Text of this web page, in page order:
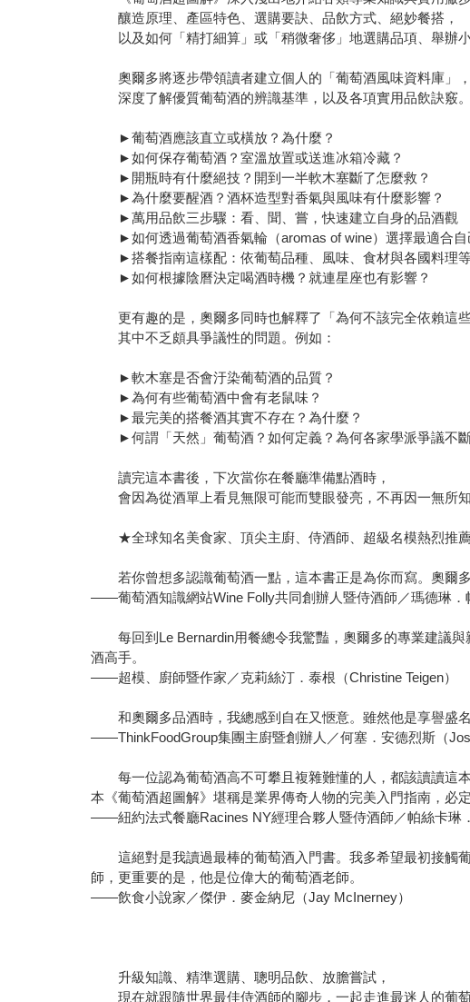
釀造原理、產區特色、選購要訣、品飲方式、絕妙餐搭，
以及如何「精打細算」或「稍微奢侈」地選購品項、舉辦小
奧爾多將逐步帶領讀者建立個人的「葡萄酒風味資料庫」，
深度了解優質葡萄酒的辨識基準，以及各項實用品飲訣竅。
►葡萄酒應該直立或橫放？為什麼？
►如何保存葡萄酒？室溫放置或送進冰箱冷藏？
►開瓶時有什麼絕技？開到一半軟木塞斷了怎麼救？
►為什麼要醒酒？酒杯造型對香氣與風味有什麼影響？
►萬用品飲三步驟：看、聞、嘗，快速建立自身的品酒觀
►如何透過葡萄酒香氣輪（aromas of wine）選擇最適合自
►搭餐指南這樣配：依葡萄品種、風味、食材與各國料理
►如何根據陰曆決定喝酒時機？就連星座也有影響？
更有趣的是，奧爾多同時也解釋了「為何不該完全依賴這些
其中不乏頗具爭議性的問題。例如：
►軟木塞是否會汙染葡萄酒的品質？
►為何有些葡萄酒中會有老鼠味？
►最完美的搭餐酒其實不存在？為什麼？
►何謂「天然」葡萄酒？如何定義？為何各家學派爭議不斷
讀完這本書後，下次當你在餐廳準備點酒時，
會因為從酒單上看見無限可能而雙眼發亮，不再因一無所知
★全球知名美食家、頂尖主廚、侍酒師、超級名模熱烈推薦
若你曾想多認識葡萄酒一點，這本書正是為你而寫。奧爾多
——葡萄酒知識網站Wine Folly共同創辦人暨侍酒師／瑪德琳．
每回到Le Bernardin用餐總令我驚豔，奧爾多的專業建議與
酒高手。
——超模、廚師暨作家／克莉絲汀．泰根（Christine Teigen）
和奧爾多品酒時，我總感到自在又愜意。雖然他是享譽盛名
——ThinkFoodGroup集團主廚暨創辦人／何塞．安德烈斯（
每一位認為葡萄酒高不可攀且複雜難懂的人，都該讀讀這本
本《葡萄酒超圖解》堪稱是業界傳奇人物的完美入門指南，必
——紐約法式餐廳Racines NY經理合夥人暨侍酒師／帕絲卡琳
這絕對是我讀過最棒的葡萄酒入門書。我多希望最初接觸
師，更重要的是，他是位偉大的葡萄酒老師。
——飲食小說家／傑伊．麥金納尼（Jay McInerney）
升級知識、精準選購、聰明品飲、放膽嘗試，
現在就跟隨世界最佳侍酒師的腳步，一起走進最迷人的葡萄